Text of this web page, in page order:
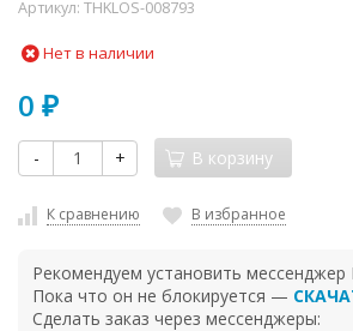
Артикул: THKLOS-008793
Нет в наличии
0 ₽
- + В корзину
К сравнению В избранное
Рекомендуем установить мессенджер
Пока что он не блокируется —
Сделать заказ через мессенджеры: